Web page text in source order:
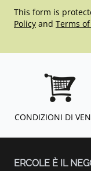
This form is
Policy and Terms
CONDIZIONI DI
ERCOLE È IL